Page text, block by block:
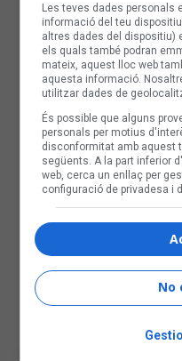
Les teves dades personals
informació del teu
altres dades del dispositiu)
els quals també podran
mateix, aquest lloc web
aquesta informació.
utilitzar dades de
És possible que alguns
personals per motius
disconformitat amb aquest
següents. A la part inferior
web, cerca un enllaç per
configuració de privadesa i
No